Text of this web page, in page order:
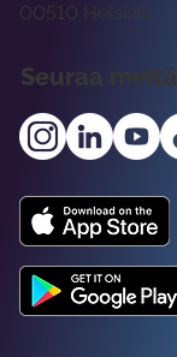
00510 Helsinki
Seuraa meitä